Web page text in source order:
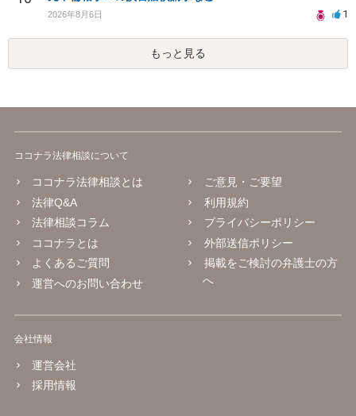
2026年8月6日 1
もっと見る
ココナラ法律相談について
ココナラ法律相談とは
法律Q&A
法律相談コラム
ココナラとは
よくあるご質問
運営へのお問い合わせ
ご意見・ご要望
利用規約
プライバシーポリシー
外部送信ポリシー
掲載をご検討の弁護士の方
へ
会社情報
運営会社
採用情報